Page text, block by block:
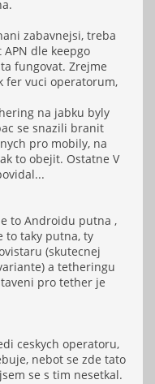
zabavnejsi, treba
dle keepgo
fungovat. Zrejme
fer vuci operatorum,
na jabku byly
se snazili branit
pro mobily, na
to obejit. Ostatne V
to Androidu putna ,
to taky putna, ty
(skutecnej
a tetheringu
pro tether je
ceskych operatoru,
nebot se zde tato
se s tim nesetkal.